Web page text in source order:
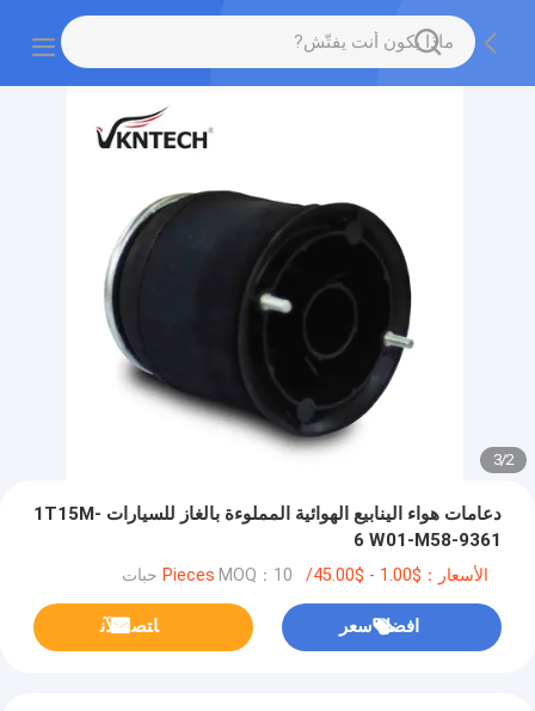
2
/
3
دعامات هواء الينابيع الهوائية المملوءة بالغاز للسيارات 1T15M-
6 W01-M58-9361
الأسعار：$1.00 - $45.00/Pieces MOQ：10 حبات
افضل سعر ﺎﺘﺼﻟ ﺍﻶﻧ